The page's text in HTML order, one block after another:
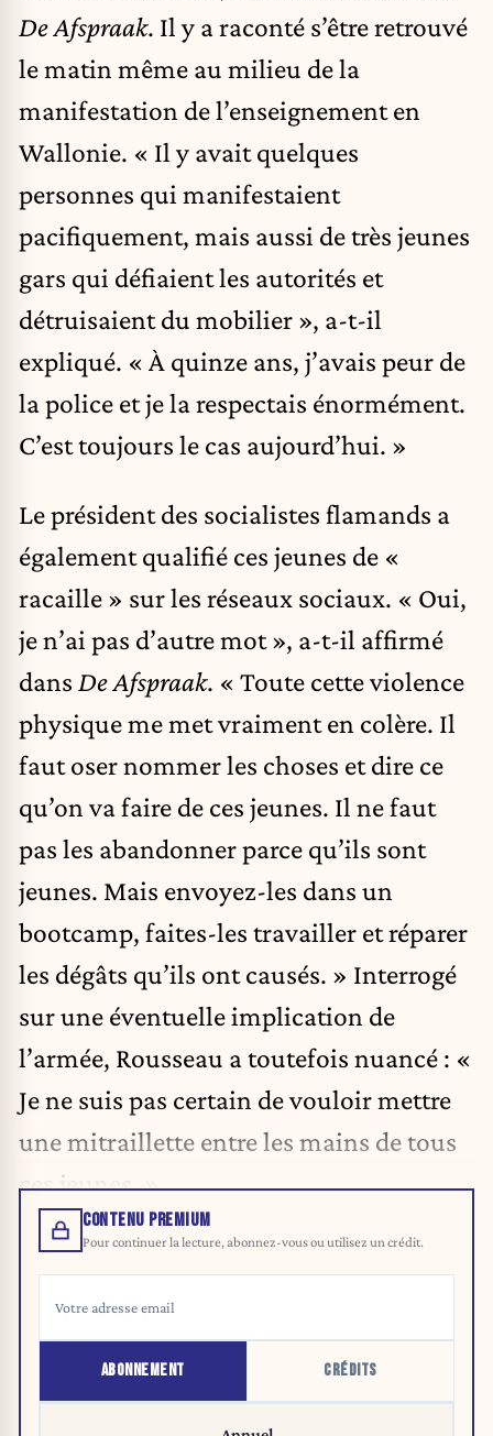
De Afspraak. Il y a raconté s’être retrouvé
le matin même au milieu de la
manifestation de l’enseignement en
Wallonie. « Il y avait quelques
personnes qui manifestaient
pacifiquement, mais aussi de très jeunes
gars qui défiaient les autorités et
détruisaient du mobilier », a-t-il
expliqué. « À quinze ans, j’avais peur de
la police et je la respectais énormément.
C’est toujours le cas aujourd’hui. »
Le président des socialistes flamands a
également qualifié ces jeunes de «
racaille » sur les réseaux sociaux. « Oui,
je n’ai pas d’autre mot », a-t-il affirmé
dans De Afspraak. « Toute cette violence
physique me met vraiment en colère. Il
faut oser nommer les choses et dire ce
qu’on va faire de ces jeunes. Il ne faut
pas les abandonner parce qu’ils sont
jeunes. Mais envoyez-les dans un
bootcamp, faites-les travailler et réparer
les dégâts qu’ils ont causés. » Interrogé
sur une éventuelle implication de
l’armée, Rousseau a toutefois nuancé : «
Je ne suis pas certain de vouloir mettre
une mitraillette entre les mains de tous
ces jeunes. »
CONTENU PREMIUM
Pour continuer la lecture, abonnez-vous ou utilisez un crédit.
ABONNEMENT CRÉDITS